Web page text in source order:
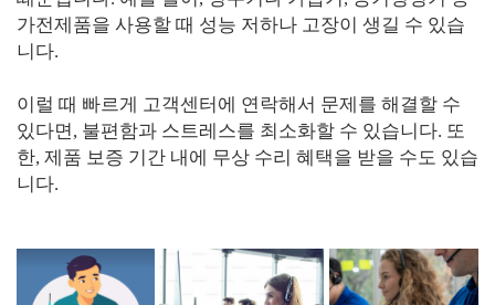
가전제품을 사용할 때 성능 저하나 고장이 생길 수 있습
니다.
이럴 때 빠르게 고객센터에 연락해서 문제를 해결할 수
있다면, 불편함과 스트레스를 최소화할 수 있습니다. 또
한, 제품 보증 기간 내에 무상 수리 혜택을 받을 수도 있습
니다.